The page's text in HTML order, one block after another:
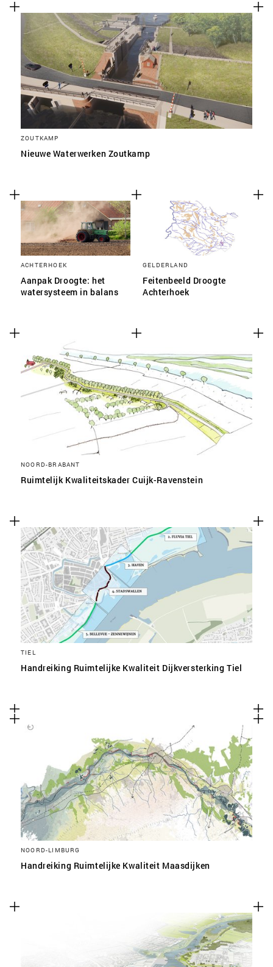
ZOUTKAMP
Nieuwe Waterwerken Zoutkamp
ACHTERHOEK
Aanpak Droogte: het
watersysteem in balans
GELDERLAND
Feitenbeeld Droogte
Achterhoek
NOORD-BRABANT
Ruimtelijk Kwaliteitskader Cuijk-Ravenstein
TIEL
Handreiking Ruimtelijke Kwaliteit Dijkversterking Tiel
NOORD-LIMBURG
Handreiking Ruimtelijke Kwaliteit Maasdijken